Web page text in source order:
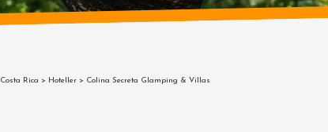
Costa Rica > Hoteller > Colina Secreta Glamping & Villas